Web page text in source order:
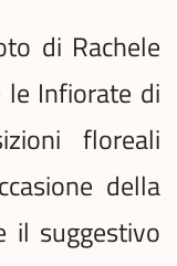
di Rachele
le Infiorate di
floreali
della
il suggestivo